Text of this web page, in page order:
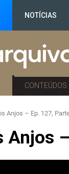
NOTÍCIAS
CONTEÚDOS
Anjos – Ep. 127,
Anjos